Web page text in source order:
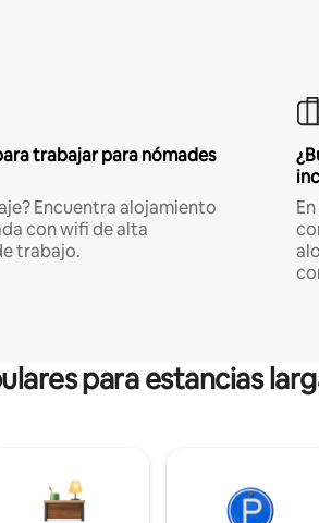
trabajar para nómades
Encuentra alojamiento
con wifi de alta
trabajo.
para estancias